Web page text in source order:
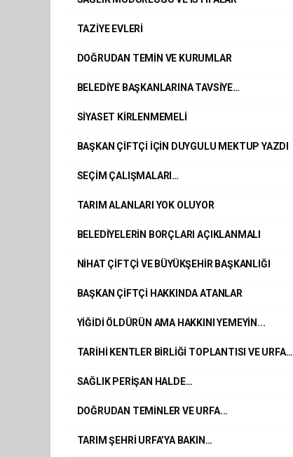
TAZİYE EVLERİ
DOĞRUDAN TEMİN VE KURUMLAR
BELEDİYE BAŞKANLARINA TAVSİYE…
SİYASET KİRLENMEMELİ
BAŞKAN ÇİFTÇİ İÇİN DUYGULU MEKTUP YAZDI
SEÇİM ÇALIŞMALARI…
TARIM ALANLARI YOK OLUYOR
BELEDİYELERİN BORÇLARI AÇIKLANMALI
NİHAT ÇİFTÇİ VE BÜYÜKŞEHİR BAŞKANLIĞI
BAŞKAN ÇİFTÇİ HAKKINDA ATANLAR
YİĞİDİ ÖLDÜRÜN AMA HAKKINI YEMEYİN...
TARİHİ KENTLER BİRLİĞİ TOPLANTISI VE URFA…
SAĞLIK PERİŞAN HALDE…
DOĞRUDAN TEMİNLER VE URFA...
TARIM ŞEHRİ URFA’YA BAKIN…